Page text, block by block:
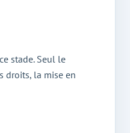
stade. Seul le
droits, la mise en